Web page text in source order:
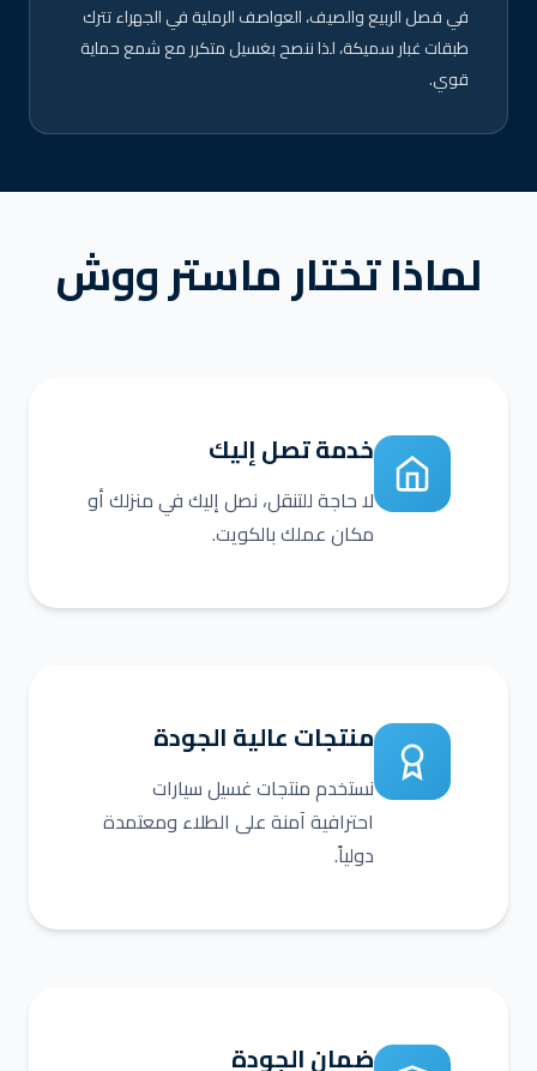
في فصل الربيع والصيف، العواصف الرملية في الجهراء تترك
طبقات غبار سميكة، لذا ننصح بغسيل متكرر مع شمع حماية
قوي.
لماذا تختار ماستر ووش
خدمة تصل إليك
لا حاجة للتنقل، نصل إليك في منزلك أو
مكان عملك بالكويت.
منتجات عالية الجودة
نستخدم منتجات غسيل سيارات
احترافية آمنة على الطلاء ومعتمدة
دولياً.
ضمان الجودة